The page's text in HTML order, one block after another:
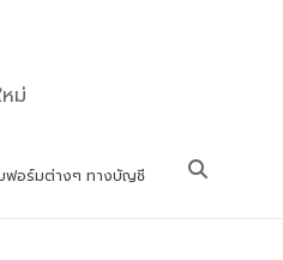
ม่
ฟอร์มต่างๆ ทางบัญชี